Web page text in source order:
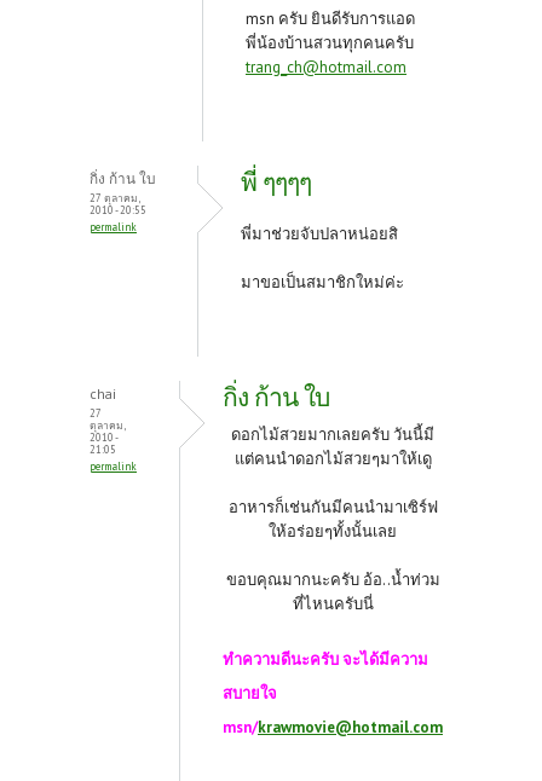
msn ครับ ยินดีรับการแอด
พี่น้องบ้านสวนทุกคนครับ
trang_ch@hotmail.com
กิ่ง ก้าน ใบ
27 ตุลาคม,
2010 - 20:55
permalink
พี่ ๆๆๆๆ
พี่มาช่วยจับปลาหน่อยสิ
มาขอเป็นสมาชิกใหม่ค่ะ
chai
27
ตุลาคม,
2010 -
21:05
permalink
กิ่ง ก้าน ใบ
ดอกไม้สวยมากเลยครับ วันนี้มี
แต่คนนำดอกไม้สวยๆมาให้เดู
อาหารก็เช่นกันมีคนนำมาเซิร์ฟ
ให้อร่อยๆทั้งนั้นเลย
ขอบคุณมากนะครับ อ้อ..น้ำท่วม
ที่ไหนครับนี่
ทำความดีนะครับ จะได้มีความ
สบายใจ
msn/krawmovie@hotmail.com